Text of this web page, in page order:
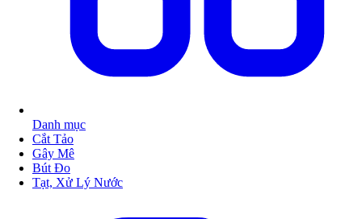
Danh mục
Cắt Tảo
Gây Mê
Bút Đo
Tạt, Xử Lý Nước